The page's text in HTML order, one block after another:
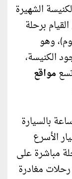
الشهيرة
برحلة
وهو
الكنيسة،
مواقع
السفر إلى أكسوم حوالي 20 ساعة بالسيارة
الأسرع
مباشرة على
رحلات مغادرة